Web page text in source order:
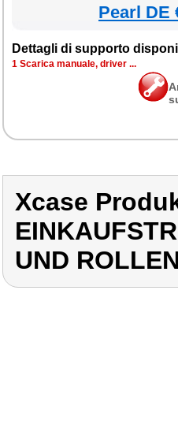
Pearl DE
Dettagli di supporto
1 Scarica manuale, driver ...
Xcase
UND